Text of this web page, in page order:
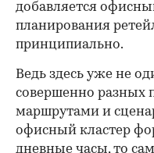
добавляется
планирования
принципиально.
Ведь здесь уже не
совершенно разных
маршрутами и
офисный кластер
дневные часы, то